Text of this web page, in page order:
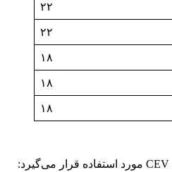
۲۲
۲۲
۱۸
۱۸
۱۸